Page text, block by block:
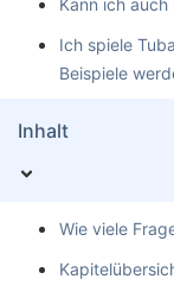
Kann ich
Ich spiele
Beispiele
Inhalt
Wie viele